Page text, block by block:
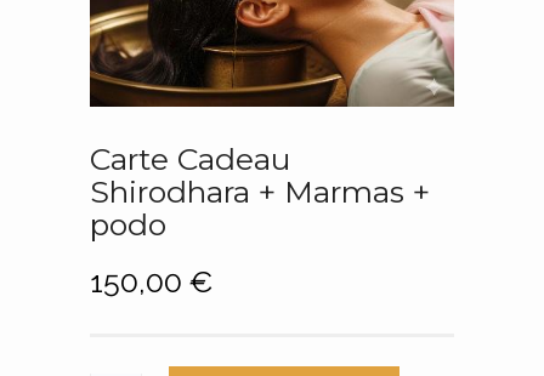
Carte Cadeau
Shirodhara + Marmas +
podo
150,00 €